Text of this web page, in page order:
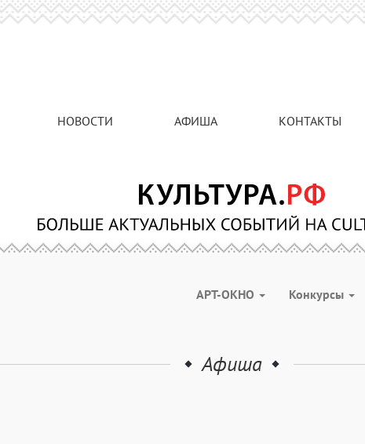
НОВОСТИ АФИША КОНТАКТЫ
АРТ-ОКНО Конкурсы
Афиша